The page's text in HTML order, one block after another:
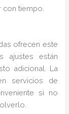
tiempo.
ofrecen este
ajustes están
adicional. La
servicios de
si no